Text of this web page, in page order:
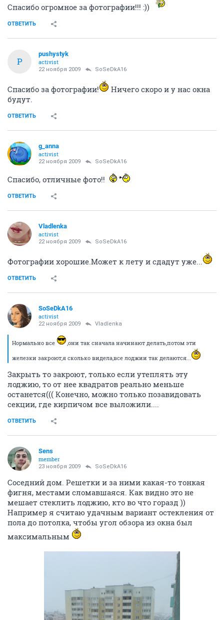
Спасибо огромное за фотографии!!! :))
ОТВЕТИТЬ
P
pushystyk
activist
22 ноября 2009 SoSeDkA16
Спасибо за фотографии!
Ничего скоро и у нас окна
будут.
ОТВЕТИТЬ
g_anna
activist
22 ноября 2009 SoSeDkA16
Спасибо, отличные фото!!
ОТВЕТИТЬ
Vladlenka
activist
22 ноября 2009 SoSeDkA16
Фотографии хорошие.Может к лету и сдадут уже...
ОТВЕТИТЬ
SoSeDkA16
activist
22 ноября 2009 Vladlenka
Нормально все
,они так сначала начинают делать,потом эти
железки закроют,я сколько видела,все лоджии так делаются...
Закрыть то закроют, только если утеплять эту
лоджию, то от нее квадратов реально меньше
останется((( Конечно, можно только позавидовать
секции, где кирпичом все выложили....
ОТВЕТИТЬ
Sens
member
23 ноября 2009 SoSeDkA16
Соседний дом. Решетки и за ними какая-то тонкая
фигня, местами сломавшаяся. Как видно это не
мешает стеклить лоджию, кто во что горазд ))
Например я считаю удачным вариант остекления от
пола до потолка, чтобы угол обзора из окна был
максимальным